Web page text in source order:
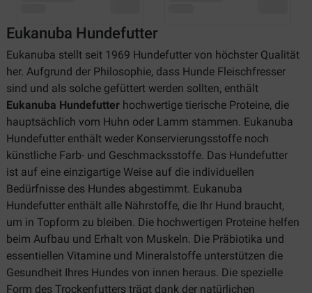
Eukanuba Hundefutter
Eukanuba stellt seit 1969 Hundefutter von höchster Qualität
her. Aufgrund der Philosophie, dass Hunde Fleischfresser
sind und als solche gefüttert werden sollten, enthält
Eukanuba Hundefutter hochwertige tierische Proteine, die
hauptsächlich vom Huhn oder Lamm stammen. Eukanuba
Hundefutter enthält weder Konservierungsstoffe noch
künstliche Farb- und Geschmacksstoffe. Das Hundefutter
ist auf eine einzigartige Weise auf die individuellen
Bedürfnisse des Hundes abgestimmt. Eukanuba
Hundefutter enthält alle Nährstoffe, die Ihr Hund braucht,
um in Topform zu bleiben. Die hochwertigen Proteine helfen
beim Aufbau und Erhalt von Muskeln. Die Präbiotika und
essentiellen Vitamine und Mineralstoffe unterstützen die
Gesundheit Ihres Hundes von innen heraus. Die spezielle
Form des Trockenfutters trägt dank der natürlichen